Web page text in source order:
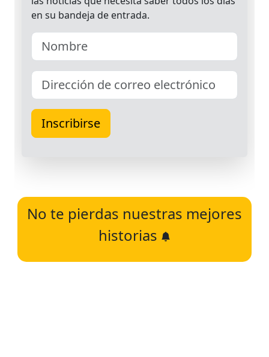
No te pierdas nuestras mejores
historias